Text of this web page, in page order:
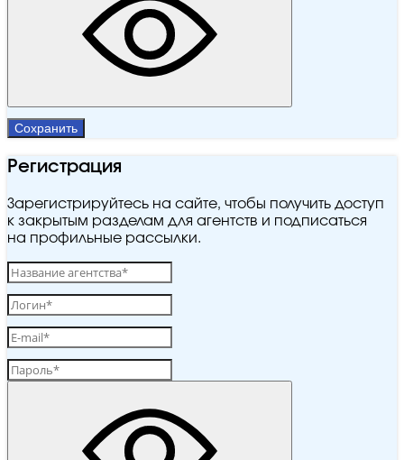
Сохранить
Регистрация
Зарегистрируйтесь на сайте, чтобы получить доступ
к закрытым разделам для агентств и подписаться
на профильные рассылки.